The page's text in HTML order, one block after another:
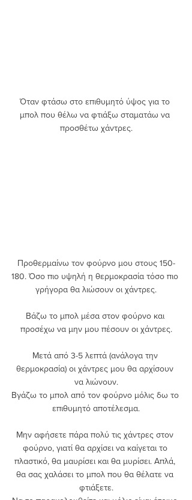
Όταν φτάσω στο επιθυμητό ύψος για το
μπολ που θέλω να φτιάξω σταματάω να
προσθέτω χάντρες.
Προθερμαίνω τον φούρνο μου στους 150-
180. Όσο πιο υψηλή η θερμοκρασία τόσο πιο
γρήγορα θα λιώσουν οι χάντρες.
Βάζω το μπολ μέσα στον φούρνο και
προσέχω να μην μου πέσουν οι χάντρες.
Μετά από 3-5 λεπτά (ανάλογα την
θερμοκρασία) οι χάντρες μου θα αρχίσουν
να λιώνουν.
Βγάζω το μπολ από τον φούρνο μόλις δω το
επιθυμητό αποτέλεσμα.
Μην αφήσετε πάρα πολύ τις χάντρες στον
φούρνο, γιατί θα αρχίσει να καίγεται το
πλαστικό, θα μαυρίσει και θα μυρίσει. Απλά,
θα σας χαλάσει το μπολ που θα θέλατε να
φτιάξετε.